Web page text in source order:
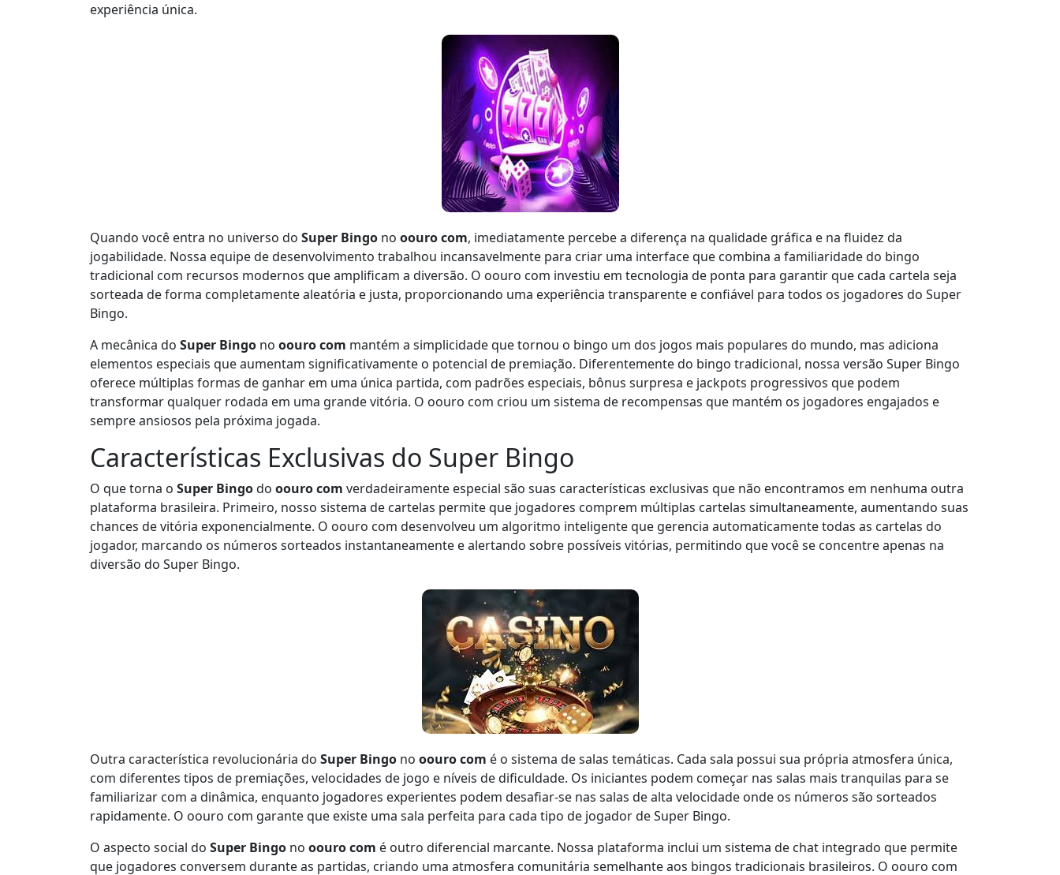
experiência única.
Quando você entra no universo do Super Bingo no oouro com, imediatamente percebe a diferença na qualidade gráfica e na fluidez da
jogabilidade. Nossa equipe de desenvolvimento trabalhou incansavelmente para criar uma interface que combina a familiaridade do bingo
tradicional com recursos modernos que amplificam a diversão. O oouro com investiu em tecnologia de ponta para garantir que cada cartela seja
sorteada de forma completamente aleatória e justa, proporcionando uma experiência transparente e confiável para todos os jogadores do Super
Bingo.
A mecânica do Super Bingo no oouro com mantém a simplicidade que tornou o bingo um dos jogos mais populares do mundo, mas adiciona
elementos especiais que aumentam significativamente o potencial de premiação. Diferentemente do bingo tradicional, nossa versão Super Bingo
oferece múltiplas formas de ganhar em uma única partida, com padrões especiais, bônus surpresa e jackpots progressivos que podem
transformar qualquer rodada em uma grande vitória. O oouro com criou um sistema de recompensas que mantém os jogadores engajados e
sempre ansiosos pela próxima jogada.
Características Exclusivas do Super Bingo
O que torna o Super Bingodo oouro com verdadeiramente especial são suas características exclusivas que não encontramos em nenhuma outra
plataforma brasileira. Primeiro, nosso sistema de cartelas permite que jogadores comprem múltiplas cartelas simultaneamente, aumentando suas
chances de vitória exponencialmente. O oouro com desenvolveu um algoritmo inteligente que gerencia automaticamente todas as cartelas do
jogador, marcando os números sorteados instantaneamente e alertando sobre possíveis vitórias, permitindo que você se concentre apenas na
diversão do Super Bingo.
Outra característica revolucionária do Super Bingo no oouro com é o sistema de salas temáticas. Cada sala possui sua própria atmosfera única,
com diferentes tipos de premiações, velocidades de jogo e níveis de dificuldade. Os iniciantes podem começar nas salas mais tranquilas para se
familiarizar com a dinâmica, enquanto jogadores experientes podem desafiar-se nas salas de alta velocidade onde os números são sorteados
rapidamente. O oouro com garante que existe uma sala perfeita para cada tipo de jogador de Super Bingo.
O aspecto social do Super Bingo no oouro com é outro diferencial marcante. Nossa plataforma inclui um sistema de chat integrado que permite
que jogadores conversem durante as partidas, criando uma atmosfera comunitária semelhante aos bingos tradicionais brasileiros. O oouro com